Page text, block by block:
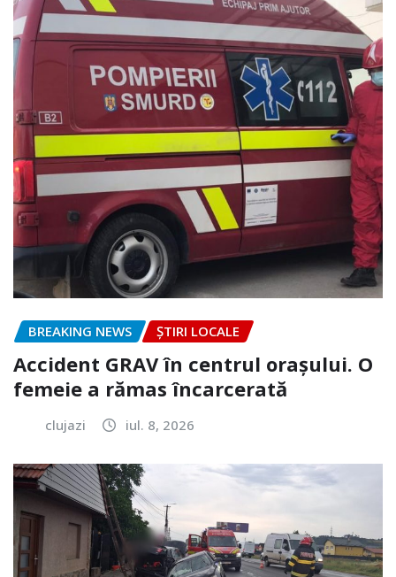
BREAKING NEWS ȘTIRI LOCALE
Accident GRAV în centrul orașului. O
femeie a rămas încarcerată
clujazi iul. 8, 2026